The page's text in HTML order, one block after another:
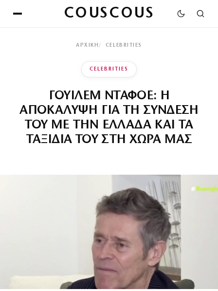
COUSCOUS
ΑΡΧΙΚΉ CELEBRITIES
CELEBRITIES
ΓΟΥΙΛΕΜ ΝΤΑΦΟΕ: Η
ΑΠΟΚΑΛΥΨΗ ΓΙΑ ΤΗ ΣΥΝΔΕΣΗ
ΤΟΥ ΜΕ ΤΗΝ ΕΛΛΑΔΑ ΚΑΙ ΤΑ
ΤΑΞΙΔΙΑ ΤΟΥ ΣΤΗ ΧΩΡΑ ΜΑΣ